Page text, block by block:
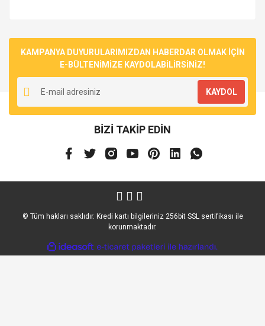
KAMPANYA DUYURULARIMIZDAN HABERDAR OLMAK İÇİN
E-BÜLTENİMİZE KAYDOLABİLİRSİNİZ!
KAYDOL
BİZİ TAKİP EDİN
© Tüm hakları saklıdır. Kredi kartı bilgileriniz 256bit SSL sertifikası ile
korunmaktadır.
ideasoft
e-
ticaret
hazırlandı.